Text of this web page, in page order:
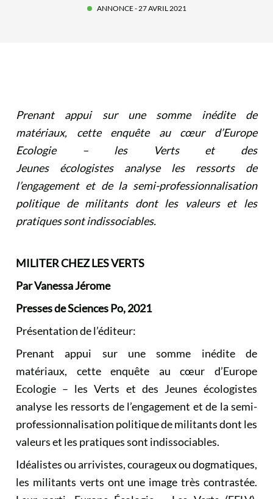
ANNONCE- 27 AVRIL 2021
Prenant appui sur une somme inédite de
matériaux, cette enquête au cœur d’Europe
Ecologie – les Verts et des
Jeunes écologistes analyse les ressorts de
l’engagement et de la semi-professionnalisation
politique de militants dont les valeurs et les
pratiques sont indissociables.
MILITER CHEZ LES VERTS
Par Vanessa Jérome
Presses de Sciences Po, 2021
Présentation de l’éditeur:
Prenant appui sur une somme inédite de
matériaux, cette enquête au cœur d’Europe
Ecologie – les Verts et des Jeunes écologistes
analyse les ressorts de l’engagement et de la semi-
professionnalisation politique de militants dont les
valeurs et les pratiques sont indissociables.
Idéalistes ou arrivistes, courageux ou dogmatiques,
les militants verts ont une image très contrastée.